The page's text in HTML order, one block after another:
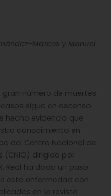
Marcos y Manuel
gran número de muertes
sigue en ascenso
hecho evidencia que
conocimiento en
del Centro Nacional de
dirigido por
Real ha dado un paso
esta enfermedad con
en la revista